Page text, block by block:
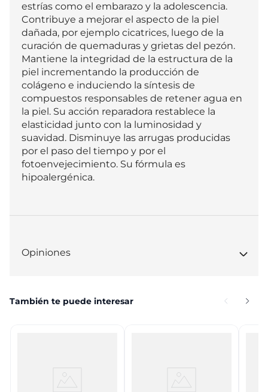
estrías como el embarazo y la adolescencia.
Contribuye a mejorar el aspecto de la piel
dañada, por ejemplo cicatrices, luego de la
curación de quemaduras y grietas del pezón.
Mantiene la integridad de la estructura de la
piel incrementando la producción de
colágeno e induciendo la síntesis de
compuestos responsables de retener agua en
la piel. Su acción reparadora restablece la
elasticidad junto con la luminosidad y
suavidad. Disminuye las arrugas producidas
por el paso del tiempo y por el
fotoenvejecimiento. Su fórmula es
hipoalergénica.
Opiniones
También te puede interesar